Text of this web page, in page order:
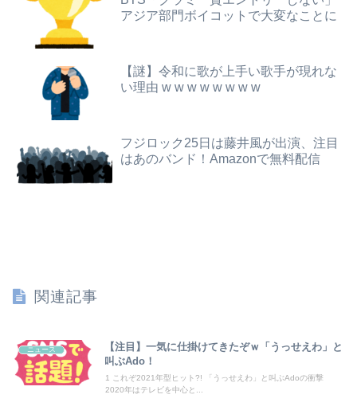
「外国人受け入れ反対」大幅増 若い世代で多く
【画像】抜けるヱロアニメ教えてｗｗｗｗｗ
【画像】ショタガキ、姉がエ●すぎて精通
北朝鮮の弾道ミサイル部隊、ロシアのヴォロネジ州に展開か…北朝鮮は本質的にウクライナと戦争状態に！
【緊急】明日「銀だこ」がガチに過去最大レベルに混みそうwwwwwwwwwwwwwwwwwwwwwwwwww
【悲報】なんでも「へへっｗ」って誤魔化してきたワイの末路がこちらｗｗｗｗｗｗｗｗｗｗ
この前森に行ったらちっちゃいウリボー見つけた
俺「土日は鬼ごっこしよう！」息子「うん！」→足が遅かった息子と本気で遊び続けた10年後…
アジア部門ボイコットで大変なことに
【謎】令和に歌が上手い歌手が現れな
い理由 w w w w w w w w
フジロック25日は藤井風が出演、注目
はあのバンド！Amazonで無料配信
関連記事
ニュース
【注目】一気に仕掛けてきたぞｗ「うっせえわ」と
叫ぶAdo！
1 これぞ2021年型ヒット?! 「うっせえわ」と叫ぶAdoの衝撃
2020年はテレビを中心と...